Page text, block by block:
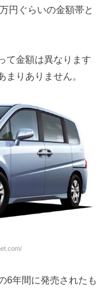
円ぐらいの金額帯と
て金額は異なります
りありません。
6年間に発売されたも